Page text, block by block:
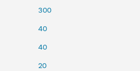
300
40
40
20